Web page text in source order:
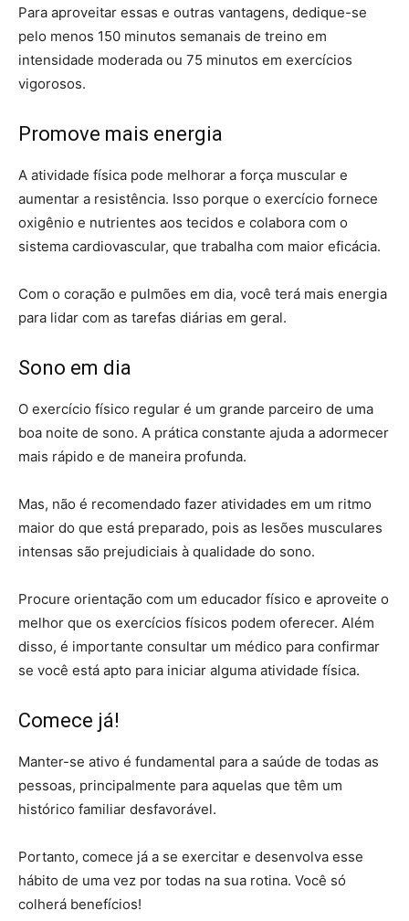
Para aproveitar essas e outras vantagens, dedique-se
pelo menos 150 minutos semanais de treino em
intensidade moderada ou 75 minutos em exercícios
vigorosos.
Promove mais energia
A atividade física pode melhorar a força muscular e
aumentar a resistência. Isso porque o exercício fornece
oxigênio e nutrientes aos tecidos e colabora com o
sistema cardiovascular, que trabalha com maior eficácia.
Com o coração e pulmões em dia, você terá mais energia
para lidar com as tarefas diárias em geral.
Sono em dia
O exercício físico regular é um grande parceiro de uma
boa noite de sono. A prática constante ajuda a adormecer
mais rápido e de maneira profunda.
Mas, não é recomendado fazer atividades em um ritmo
maior do que está preparado, pois as lesões musculares
intensas são prejudiciais à qualidade do sono.
Procure orientação com um educador físico e aproveite o
melhor que os exercícios físicos podem oferecer. Além
disso, é importante consultar um médico para confirmar
se você está apto para iniciar alguma atividade física.
Comece já!
Manter-se ativo é fundamental para a saúde de todas as
pessoas, principalmente para aquelas que têm um
histórico familiar desfavorável.
Portanto, comece já a se exercitar e desenvolva esse
hábito de uma vez por todas na sua rotina. Você só
colherá benefícios!